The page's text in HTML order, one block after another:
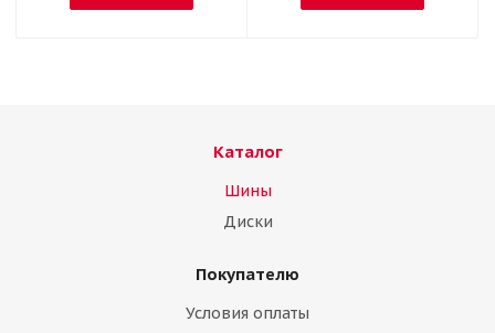
Каталог
Шины
Диски
Покупателю
Условия оплаты